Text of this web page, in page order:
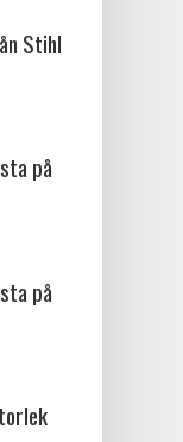
Stihl
på
på